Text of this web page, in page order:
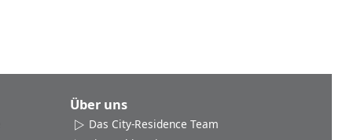
Über uns
Das City-Residence Team